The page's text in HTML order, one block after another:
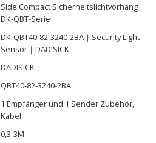
Side Compact Sicherheitslichtvorhang
DK-QBT-Serie
DK-QBT40-82-3240-2BA｜Security Light
Sensor｜DADISICK
DADISICK
QBT40-82-3240-2BA
1 Empfänger und 1 Sender Zubehör,
Kabel
0,3-3M